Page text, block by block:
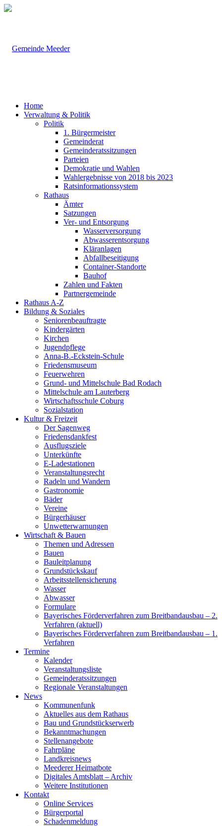
Home
Verwaltung & Politik
Politik
1. Bürgermeister
Gemeinderat
Gemeinderatssitzungen
Parteien
Demokratie und Wahlen
Wahlergebnisse von 2018 bis 2023
Ratsinformationssystem
Rathaus
Ämter
Satzungen
Ver- und Entsorgung
Wasserversorgung
Abwasserentsorgung
Kläranlagen
Abfallbeseitigung
Container-Standorte
Bauhof
Zahlen und Fakten
Partnergemeinde
Rathaus A-Z
Bildung & Soziales
Seniorenbeauftragte
Kindergärten
Kirchen
Jugendpflege
Anna-B.-Eckstein-Schule
Friedensmuseum
Feuerwehren
Grund- und Mittelschule Bad Rodach
Mittelschule am Lauterberg
Wirtschaftsschule Coburg
Sozialstation
Kultur & Freizeit
Der Sagenweg
Friedensdankfest
Ausflugsziele
Unterkünfte
E-Ladestationen
Veranstaltungsrecht
Radeln und Wandern
Gastronomie
Bäder
Vereine
Bürgerhäuser
Unwetterwarnungen
Wirtschaft & Bauen
Themen und Adressen
Bauen
Bauleitplanung
Grundstückskauf
Arbeitsstellensicherung
Wasser
Abwasser
Formulare
Bayerisches Förderverfahren zum Breitbandausbau – 2.
Verfahren (aktuell)
Bayerisches Förderverfahren zum Breitbandausbau – 1.
Verfahren
Termine
Kalender
Veranstaltungsliste
Gemeinderatssitzungen
Regionale Veranstaltungen
News
Kommunenfunk
Aktuelles aus dem Rathaus
Bau und Grundstückserwerb
Bekanntmachungen
Stellenangebote
Fahrpläne
Landkreisnews
Meederer Heimatbote
Digitales Amtsblatt – Archiv
Weitere Institutionen
Kontakt
Online Services
Bürgerportal
Schadenmeldung